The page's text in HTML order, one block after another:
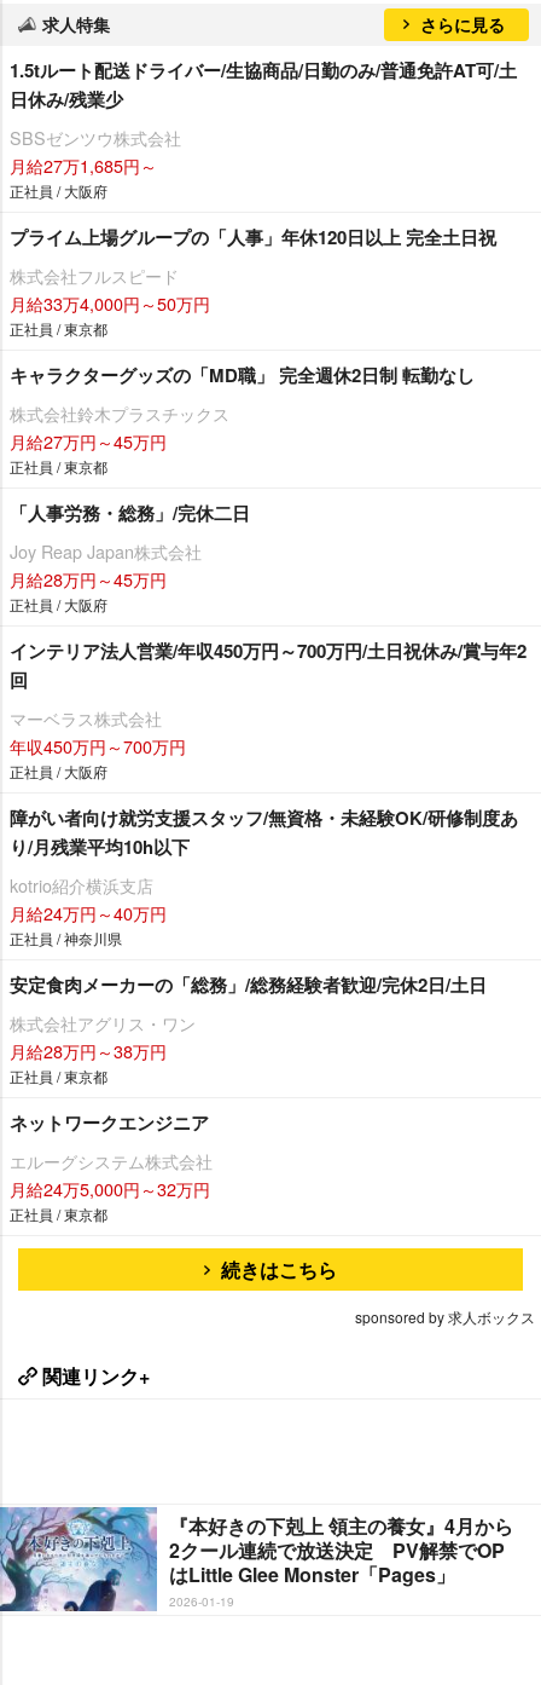
求人特集 さらに見る
1.5tルート配送ドライバー/生協商品/日勤のみ/普通免許AT可/土
日休み/残業少
SBSゼンツウ株式会社
月給27万1,685円～
正社員 / 大阪府
プライム上場グループの「人事」年休120日以上 完全土日祝
株式会社フルスピード
月給33万4,000円～50万円
正社員 / 東京都
キャラクターグッズの「MD職」 完全週休2日制 転勤なし
株式会社鈴木プラスチックス
月給27万円～45万円
正社員 / 東京都
「人事労務・総務」/完休二日
Joy Reap Japan株式会社
月給28万円～45万円
正社員 / 大阪府
インテリア法人営業/年収450万円～700万円/土日祝休み/賞与年2
回
マーベラス株式会社
年収450万円～700万円
正社員 / 大阪府
障がい者向け就労支援スタッフ/無資格・未経験OK/研修制度あ
り/月残業平均10h以下
kotrio紹介横浜支店
月給24万円～40万円
正社員 / 神奈川県
安定食肉メーカーの「総務」/総務経験者歓迎/完休2日/土日
株式会社アグリス・ワン
月給28万円～38万円
正社員 / 東京都
ネットワークエンジニア
エルーグシステム株式会社
月給24万5,000円～32万円
正社員 / 東京都
続きはこちら
sponsored by 求人ボックス
関連リンク+
『本好きの下剋上 領主の養女』4月から
2クール連続で放送決定 PV解禁でOP
はLittle Glee Monster「Pages」
2026-01-19